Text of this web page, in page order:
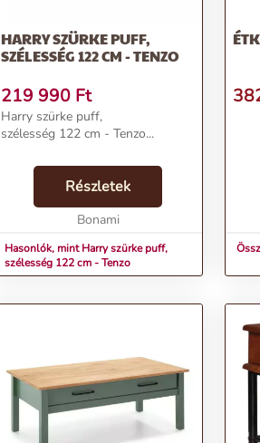
HARRY SZÜRKE PUFF,
SZÉLESSÉG 122 CM - TENZO
219 990 Ft
Harry szürke puff,
szélesség 122 cm - Tenzo...
Részletek
Bonami
Hasonlók, mint Harry szürke puff,
szélesség 122 cm - Tenzo